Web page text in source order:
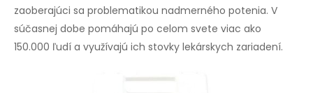
zaoberajúci sa problematikou nadmerného potenia. V
súčasnej dobe pomáhajú po celom svete viac ako
150.000 ľudí a využívajú ich stovky lekárskych zariadení.